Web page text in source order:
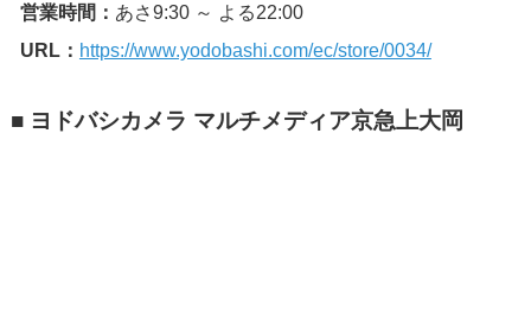
営業時間： あさ9:30 ～ よる22:00
URL： https://www.yodobashi.com/ec/store/0034/
■ ヨドバシカメラ マルチメディア京急上大岡